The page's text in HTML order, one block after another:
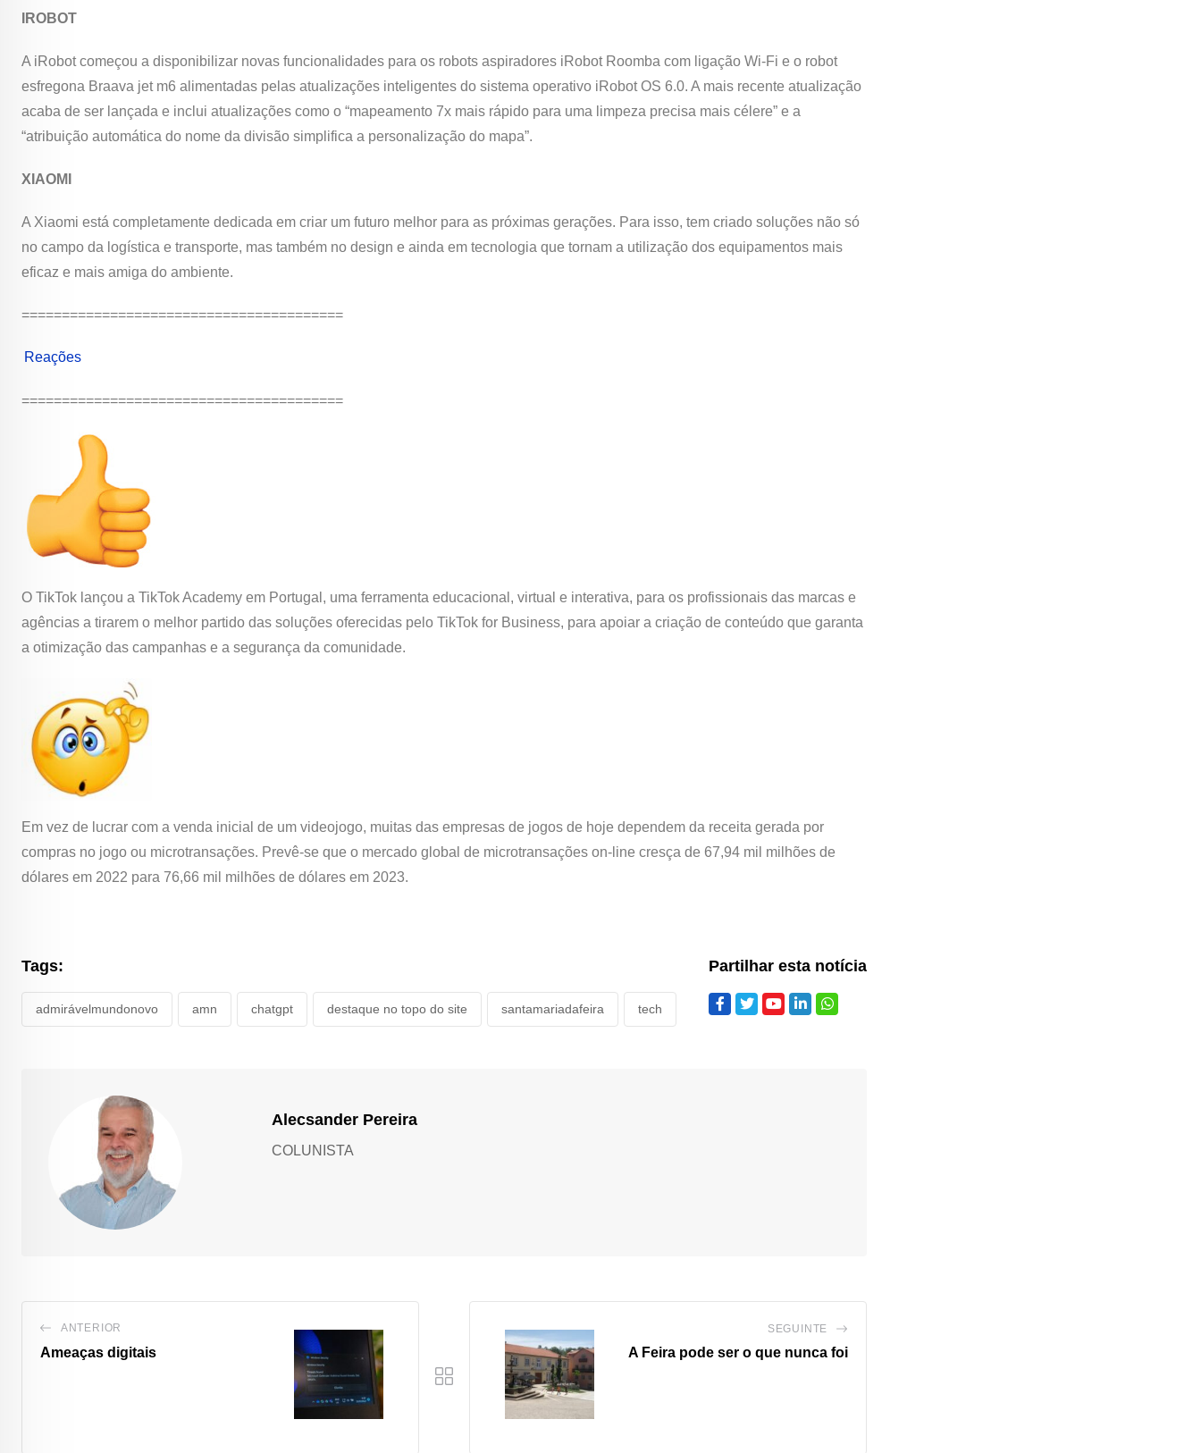
IROBOT
A iRobot começou a disponibilizar novas funcionalidades para os robots aspiradores iRobot Roomba com ligação Wi-Fi e o robot
esfregona Braava jet m6 alimentadas pelas atualizações inteligentes do sistema operativo iRobot OS 6.0. A mais recente atualização
acaba de ser lançada e inclui atualizações como o “mapeamento 7x mais rápido para uma limpeza precisa mais célere” e a
“atribuição automática do nome da divisão simplifica a personalização do mapa”.
XIAOMI
A Xiaomi está completamente dedicada em criar um futuro melhor para as próximas gerações. Para isso, tem criado soluções não só
no campo da logística e transporte, mas também no design e ainda em tecnologia que tornam a utilização dos equipamentos mais
eficaz e mais amiga do ambiente.
========================================
Reações
========================================
O TikTok lançou a TikTok Academy em Portugal, uma ferramenta educacional, virtual e interativa, para os profissionais das marcas e
agências a tirarem o melhor partido das soluções oferecidas pelo TikTok for Business, para apoiar a criação de conteúdo que garanta
a otimização das campanhas e a segurança da comunidade.
Em vez de lucrar com a venda inicial de um videojogo, muitas das empresas de jogos de hoje dependem da receita gerada por
compras no jogo ou microtransações. Prevê-se que o mercado global de microtransações on-line cresça de 67,94 mil milhões de
dólares em 2022 para 76,66 mil milhões de dólares em 2023.
Tags:
admirávelmundonovo amn chatgpt destaque no topo do site santamariadafeira tech
Partilhar esta notícia
Alecsander Pereira
COLUNISTA
ANTERIOR
Ameaças digitais
SEGUINTE
A Feira pode ser o que nunca foi